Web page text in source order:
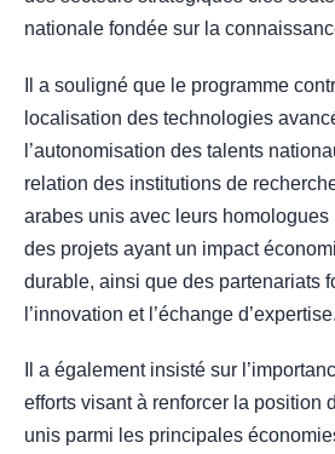
nationale fondée sur la
Il a souligné que le programme
localisation des technologies
l’autonomisation des talents
relation des institutions de
arabes unis avec leurs homologues
des projets ayant un impact
durable, ainsi que des partenariats
l’innovation et l’échange d’expertise.
Il a également insisté sur
efforts visant à renforcer la position
unis parmi les principales